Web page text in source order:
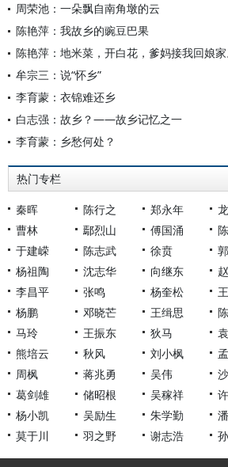
周荣池：一朵飘自南角墩的云
陈艳萍：我故乡的豌豆巴果
陈艳萍：地米菜，开白花，爹妈接我回娘家
牟宗三：说“怀乡”
李育蒙：衣锦难还乡
白志强：故乡？——故乡记忆之一
李育蒙：乡愁何处？
热门专栏
秦晖 陈行之 郑永年
曹林
鄢烈山 傅国涌
于建嵘
陈志武 徐贲
杨祖陶
沈志华 向继东
李昌平
张鸣 杨奎松
杨鹏
邓晓芒 王缉思
马玲
王振东 狄马
熊培云
秋风 刘小枫
周枫
蒋兆勇 吴伟
葛剑雄
储昭根 吴稼祥
杨小凯
吴励生 朱学勤
莫于川
羽之野 谢志浩